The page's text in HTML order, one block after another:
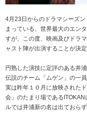
4月23日からのドラマシーズ
まっている、世界最大のエン
すが、この度、映画及びドラ
ャスト陣が出演することが決定
円熟した演技に定評のある井
伝説のチーム「ムゲン」の一
実は昨年１０月に放映された
会」のたまり場である
ルでは井浦新の名は出ておら